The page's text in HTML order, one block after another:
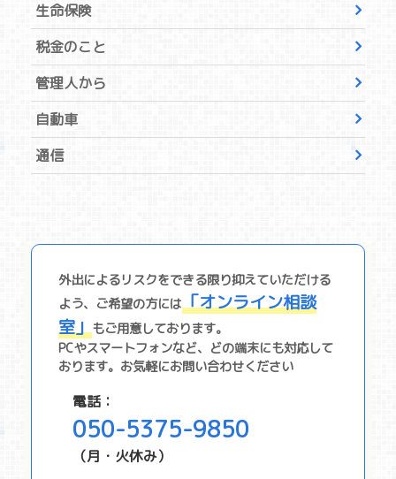
生命保険
税金のこと
管理人から
自動車
通信
外出によるリスクをできる限り抑えていただける
よう、ご希望の⽅には「オンライン相談
室」もご⽤意しております。
PCやスマートフォンなど、どの端末にも対応して
おります。お気軽にお問い合わせください
電話：
050-5375-9850
（月・火休み）